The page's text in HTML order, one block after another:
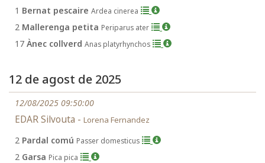
1 Bernat pescaire Ardea cinerea
2 Mallerenga petita Periparus ater
17 Ànec collverd Anas platyrhynchos
12 de agost de 2025
12/08/2025 09:50:00
EDAR Silvouta - Lorena Fernandez
2 Pardal comú Passer domesticus
2 Garsa Pica pica